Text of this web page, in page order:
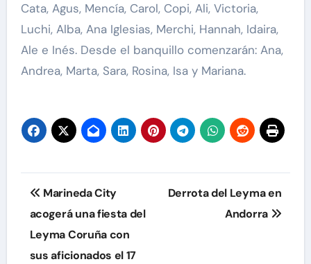
Cata, Agus, Mencía, Carol, Copi, Ali, Victoria,
Luchi, Alba, Ana Iglesias, Merchi, Hannah, Idaira,
Ale e Inés. Desde el banquillo comenzarán: Ana,
Andrea, Marta, Sara, Rosina, Isa y Mariana.
Navegación
de
entradas
Marineda City
acogerá una fiesta del
Leyma Coruña con
sus aficionados el 17
Derrota del Leyma en
Andorra